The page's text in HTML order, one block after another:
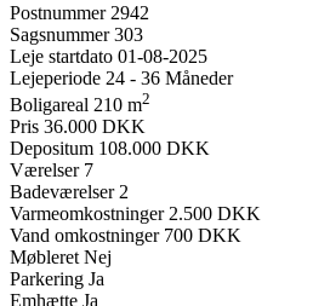
Postnummer 2942
Sagsnummer 303
Leje startdato 01-08-2025
Lejeperiode 24 - 36 Måneder
Boligareal 210 m2
Pris 36.000 DKK
Depositum 108.000 DKK
Værelser 7
Badeværelser 2
Varmeomkostninger 2.500 DKK
Vand omkostninger 700 DKK
Møbleret Nej
Parkering Ja
Emhætte Ja